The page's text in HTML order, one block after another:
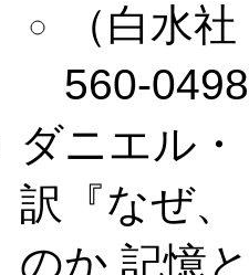
（白水
560-
ダニエル
訳『なぜ
のか 記憶